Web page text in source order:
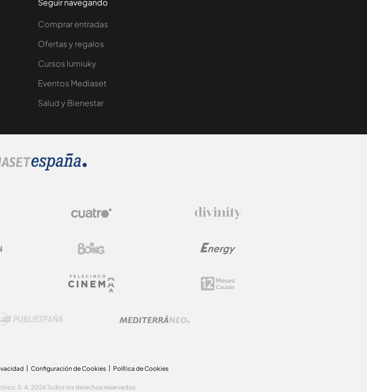
Seguir navegando
Comprar entradas
Ofertas y regalos
Cursos Iumiuky
Eventos Mediaset
Salud y Bienestar
Configuración de Cookies Política de Cookies
S. A. 2026 Todos los derechos reservados